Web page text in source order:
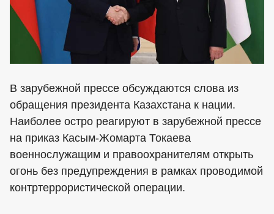
В зарубежной прессе обсуждаются слова из
обращения президента Казахстана к нации.
Наиболее остро реагируют в зарубежной прессе
на приказ Касым-Жомарта Токаева
военнослужащим и правоохранителям открыть
огонь без предупреждения в рамках проводимой
контртеррористической операции.